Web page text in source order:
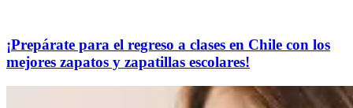
¡Prepárate para el regreso a clases en Chile con los
mejores zapatos y zapatillas escolares!